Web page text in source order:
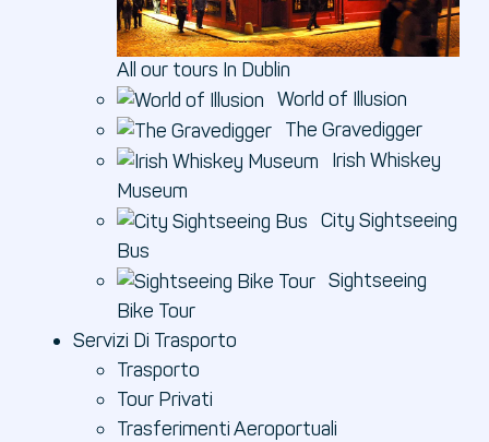
All our tours In Dublin
World of Illusion
The Gravedigger
Irish Whiskey
Museum
City Sightseeing
Bus
Sightseeing
Bike Tour
Servizi Di Trasporto
Trasporto
Tour Privati
Trasferimenti Aeroportuali